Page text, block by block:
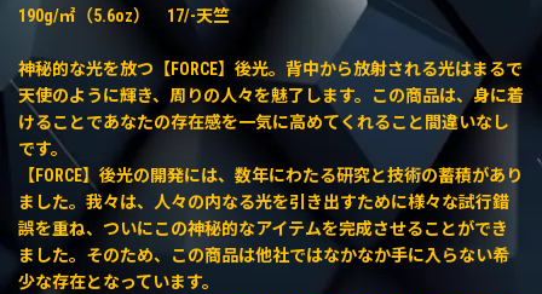
190g/㎡（5.6oz） 17/-天竺
神秘的な光を放つ【FORCE】後光。背中から放射される光はまるで
天使のように輝き、周りの人々を魅了します。この商品は、身に着
けることであなたの存在感を一気に高めてくれること間違いなし
です。
【FORCE】後光の開発には、数年にわたる研究と技術の蓄積があり
ました。我々は、人々の内なる光を引き出すために様々な試行錯
誤を重ね、ついにこの神秘的なアイテムを完成させることができ
ました。そのため、この商品は他社ではなかなか手に入らない希
少な存在となっています。